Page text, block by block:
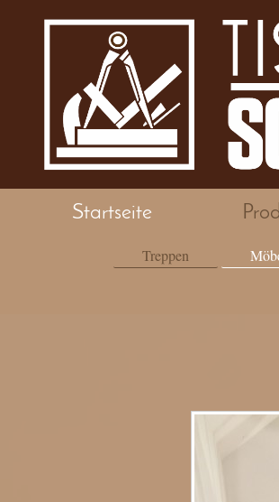
Startseite
Treppen